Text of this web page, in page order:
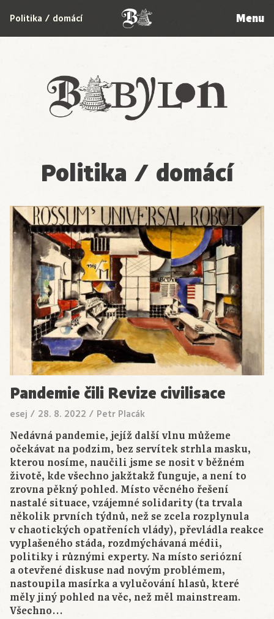
Babylon
Politika / domácí Menu
Politika / domácí
Pandemie čili Revize civilisace
esej / 28. 8. 2022 / Petr Placák
Nedávná pandemie, jejíž další vlnu můžeme
očekávat na podzim, bez servítek strhla masku,
kterou nosíme, naučili jsme se nosit v běžném
životě, kde všechno jakžtakž funguje, a není to
zrovna pěkný pohled. Místo věcného řešení
nastalé situace, vzájemné solidarity (ta trvala
několik prvních týdnů, než se zcela rozplynula
v chaotických opatřeních vlády), převládla reakce
vyplašeného stáda, rozdmýchávaná médii,
politiky i různými experty. Na místo seriózní
a otevřené diskuse nad novým problémem,
nastoupila masírka a vylučování hlasů, které
měly jiný pohled na věc, než měl mainstream.
Všechno…